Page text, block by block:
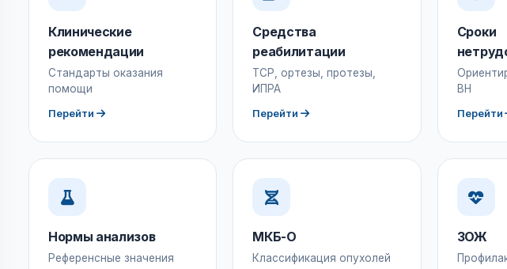
Клинические
рекомендации
Стандарты оказания
помощи
Перейти
Средства
реабилитации
ТСР, ортезы, протезы,
ИПРА
Перейти
Сроки
ВН
Перейти
Нормы анализов
Референсные значения
МКБ-О
Классификация опухолей
ЗОЖ